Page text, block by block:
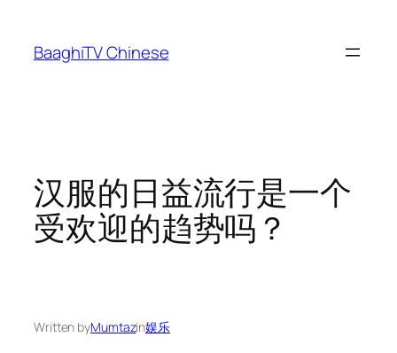
content
BaaghiTV Chinese
汉服的日益流行是一个
受欢迎的趋势吗？
Written byMumtazin娱乐